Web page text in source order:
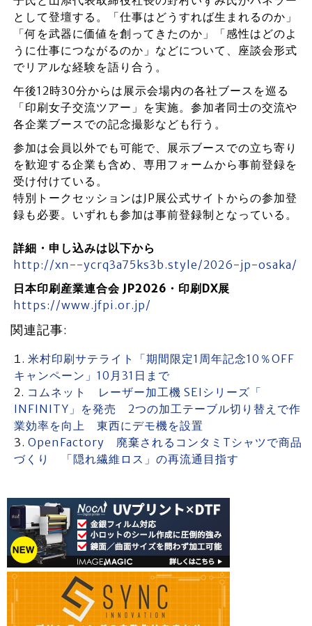
として登壇する。「仕事はどうすれば生まれるのか」
「何を武器に価値を創ってきたのか」「感性はどのよ
うに仕事につながるのか」などについて、座談会形式
でリアルな経験を語り合う。
午後12時30分からは展示会場内の各社ブースを巡る
「印刷女子交流ツアー」を実施。参加者同士の交流や
各企業ブースでの記念撮影なども行う。
参加は会員以外でも可能で、展示ブースでの立ち寄り
を歓迎する企業も含め、専用フォームから事前登録を
受け付けている。
特別トークセッションはJP展公式サイトからの参加登
録も必要。いずれも参加は事前登録制となっている。
詳細・申し込みは以下から
http://xn--ycrq3a75ks3b.style/2026-jp-osaka/
日本印刷産業連合会 JP2026・印刷DX展
https://www.jfpi.or.jp/
関連記事:
米村印刷サテライト「期間限定1周年記念10％OFF
キャンペーン」10月31日まで
コムネット レーザー加工機 SEIシリーズ「
INFINITY」を発売 2つの加工テーブル切り替えで作
業効率を向上 東西にデモ機を設置
OpenFactory 廃棄されるコンタミTシャツで商品
づくり 「隠れ繊維ロス」の再流通目指す